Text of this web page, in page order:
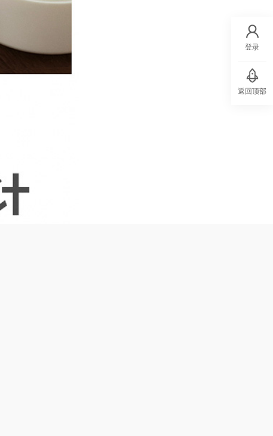
登录
返回顶部